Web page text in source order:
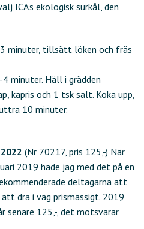
ICA’s ekologisk surkål, den
minuter, tillsätt löken och fräs
minuter. Häll i grädden
kapris och 1 tsk salt. Koka upp,
10 minuter.
(Nr 70217, pris 125,-) När
2019 hade jag med det på en
deltagarna att
dra i väg prismässigt. 2019
senare 125,-, det motsvarar